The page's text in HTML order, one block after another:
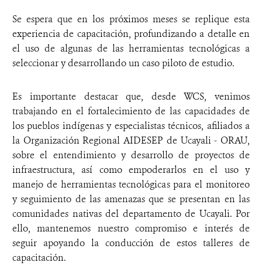
Se espera que en los próximos meses se replique esta
experiencia de capacitación, profundizando a detalle en
el uso de algunas de las herramientas tecnológicas a
seleccionar y desarrollando un caso piloto de estudio.
Es importante destacar que, desde WCS, venimos
trabajando en el fortalecimiento de las capacidades de
los pueblos indígenas y especialistas técnicos, afiliados a
la Organización Regional AIDESEP de Ucayali - ORAU,
sobre el entendimiento y desarrollo de proyectos de
infraestructura, así como empoderarlos en el uso y
manejo de herramientas tecnológicas para el monitoreo
y seguimiento de las amenazas que se presentan en las
comunidades nativas del departamento de Ucayali. Por
ello, mantenemos nuestro compromiso e interés de
seguir apoyando la conducción de estos talleres de
capacitación.